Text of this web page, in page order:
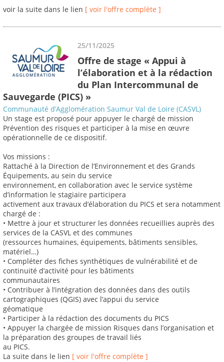
voir la suite dans le lien [ voir l'offre complète ]
25/11/2025
Offre de stage « Appui à
l’élaboration et à la rédaction
du Plan Intercommunal de
Sauvegarde (PICS) »
Communauté d’Agglomération Saumur Val de Loire (CASVL)
Un stage est proposé pour appuyer le chargé de mission
Prévention des risques et participer à la mise en œuvre
opérationnelle de ce dispositif.
Vos missions :
Rattaché à la Direction de l’Environnement et des Grands
Équipements, au sein du service
environnement, en collaboration avec le service système
d’information le stagiaire participera
activement aux travaux d’élaboration du PICS et sera notamment
chargé de :
• Mettre à jour et structurer les données recueillies auprès des
services de la CASVL et des communes
(ressources humaines, équipements, bâtiments sensibles,
matériel…)
• Compléter des fiches synthétiques de vulnérabilité et de
continuité d’activité pour les bâtiments
communautaires
• Contribuer à l’intégration des données dans des outils
cartographiques (QGIS) avec l’appui du service
géomatique
• Participer à la rédaction des documents du PICS
• Appuyer la chargée de mission Risques dans l’organisation et
la préparation des groupes de travail liés
au PICS.
La suite dans le lien [ voir l'offre complète ]